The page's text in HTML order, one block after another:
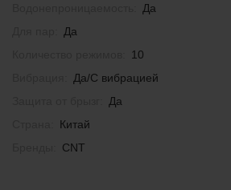
Да
Да
10
Да/С вибрацией
Да
Китай
CNT